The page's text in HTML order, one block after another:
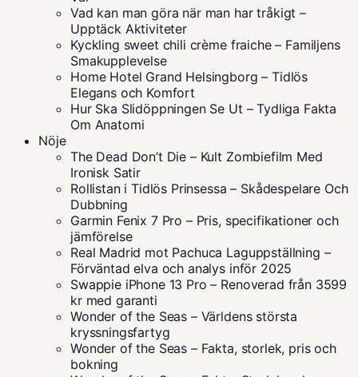
Vad kan man göra när man har tråkigt –
Upptäck Aktiviteter
Kyckling sweet chili crème fraiche – Familjens
Smakupplevelse
Home Hotel Grand Helsingborg – Tidlös
Elegans och Komfort
Hur Ska Slidöppningen Se Ut – Tydliga Fakta
Om Anatomi
Nöje
The Dead Don’t Die – Kult Zombiefilm Med
Ironisk Satir
Rollistan i Tidlös Prinsessa – Skådespelare Och
Dubbning
Garmin Fenix 7 Pro – Pris, specifikationer och
jämförelse
Real Madrid mot Pachuca Laguppställning –
Förväntad elva och analys inför 2025
Swappie iPhone 13 Pro – Renoverad från 3599
kr med garanti
Wonder of the Seas – Världens största
kryssningsfartyg
Wonder of the Seas – Fakta, storlek, pris och
bokning